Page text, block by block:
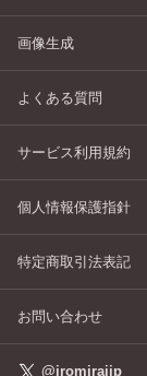
画像生成
よくある質問
サービス利用規約
個人情報保護指針
特定商取引法表記
お問い合わせ
@iromiraijp